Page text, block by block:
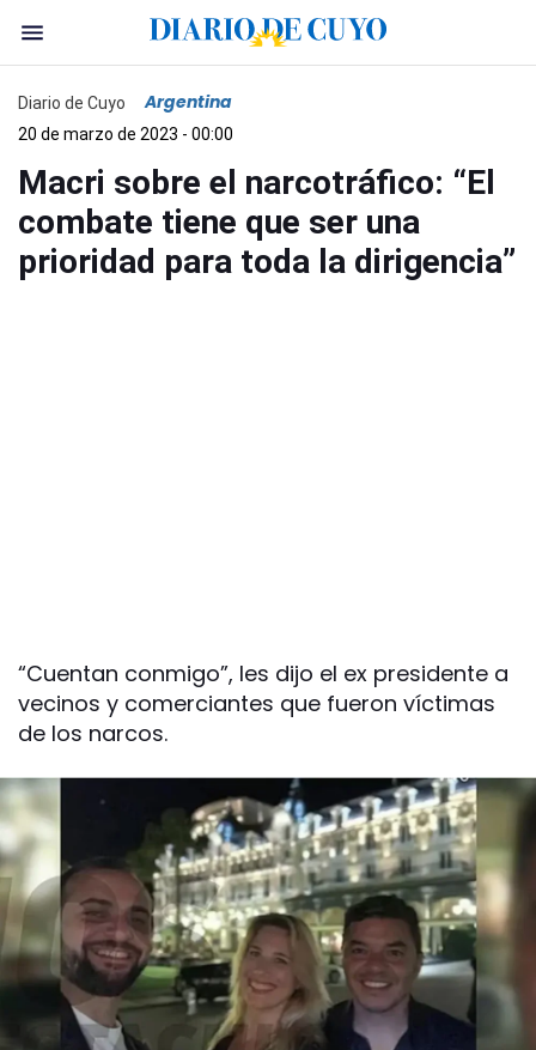
Diario de Cuyo Argentina
20 de marzo de 2023 - 00:00
Macri sobre el narcotráfico: “El
combate tiene que ser una
prioridad para toda la dirigencia”
“Cuentan conmigo”, les dijo el ex presidente a
vecinos y comerciantes que fueron víctimas
de los narcos.